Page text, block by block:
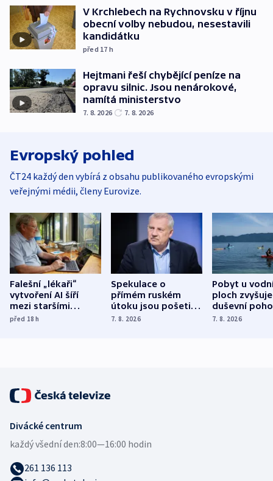
V Krchlebech na Rychnovsku v říjnu
obecní volby nebudou, nesestavili
kandidátku
před 17 h
Hejtmani řeší chybějící peníze na
opravu silnic. Jsou nenárokové,
namítá ministerstvo
7. 8. 2026 7. 8. 2026
Evropský pohled
ČT24 každý den vybírá z obsahu publikovaného evropskými
veřejnými médii, členy Eurovize.
Falešní „lékaři“
vytvoření AI šíří
mezi staršími
Poláky nebezpečné
před 18h
Spekulace o
přímém ruském
útoku jsou pošetilé,
míní estonský
7. 8. 2026
Pobyt u
ploch zvyšuje
duševní
ukázala
7. 8. 2026
Divácké centrum
každý všední den:8:00—16:00 hodin
261 136 113